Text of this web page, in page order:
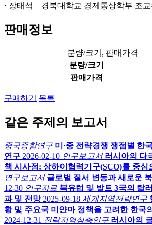
· 장태석 _ 경북대학교 경제통상학부 조
판매정보
분량/크기, 판매가격
분량/크기
판매가격
구매하기 목록
같은 주제의 보고서
중국종합연구 미·중 전략경쟁 쟁점별 한
연구 2026-02-10 연구보고서 러시아의 다
책 시사점: 상하이협력기구(SCO)를 중심
연구보고서 글로벌 질서 변동과 새로운
12-30 연구자료 북유럽 및 발트 3국의 탈
과 및 전망 2025-09-18 세계지역전략연구
황 및 주요국 미얀마 정책을 고려한 한국
2024-12-31 전략지역심층연구 러시아의